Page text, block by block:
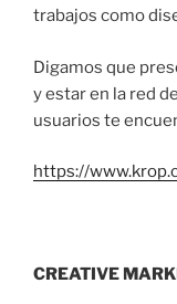
trabajos como
Digamos que
y estar en la red
usuarios te
https://
CREATIVE